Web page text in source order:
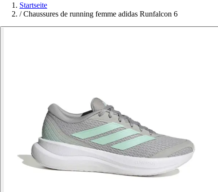
Startseite
/ Chaussures de running femme adidas Runfalcon 6